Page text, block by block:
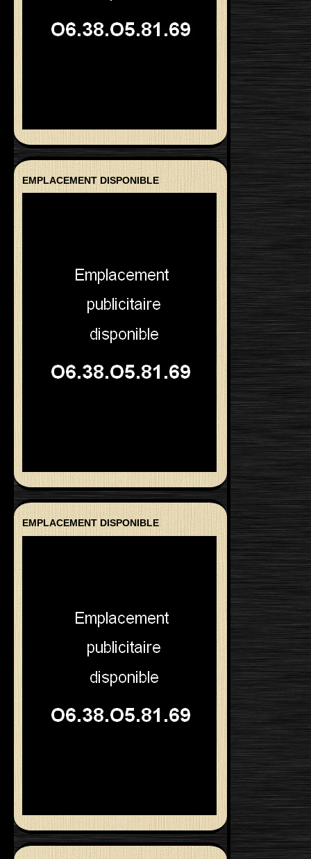
EMPLACEMENT DISPONIBLE
EMPLACEMENT DISPONIBLE